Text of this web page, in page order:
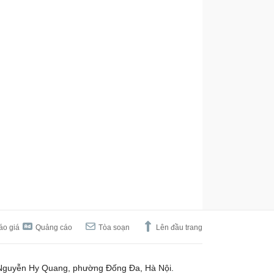
giá Quảng cáo Tòa soạn Lên đầu trang
Hy Quang, phường Đống Đa, Hà Nội.